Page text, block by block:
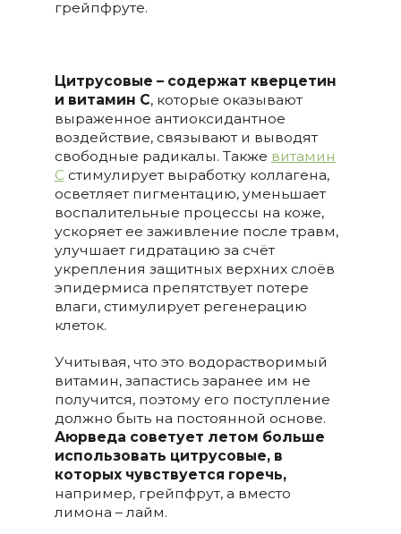
грейпфруте.
Цитрусовые – содержат кверцетин
и витамин С, которые оказывают
выраженное антиоксидантное
воздействие, связывают и выводят
свободные радикалы. Также витамин
Сстимулирует выработку коллагена,
осветляет пигментацию, уменьшает
воспалительные процессы на коже,
ускоряет ее заживление после травм,
улучшает гидратацию за счёт
укрепления защитных верхних слоёв
эпидермиса препятствует потере
влаги, стимулирует регенерацию
клеток.
Учитывая, что это водорастворимый
витамин, запастись заранее им не
получится, поэтому его поступление
должно быть на постоянной основе.
Аюрведа советует летом больше
использовать цитрусовые, в
которых чувствуется горечь,
например, грейпфрут, а вместо
лимона – лайм.